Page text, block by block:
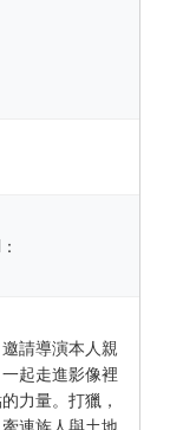
請導演本人親
起走進影像裡
力量。打獵，
連族人與土地